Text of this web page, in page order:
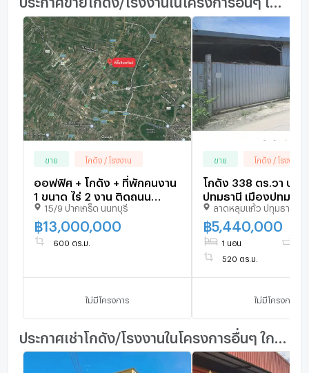
🟢 Line : atfirm2010
📞Call : 099-614-9611 พอม
ห้องสตรีม
EV-Charger
เครื่องซักผ้า
ไมโครเวฟ
ขาย โกดัง / โรงงาน
ออฟฟิศ + โกดัง + ที่พักคนงาน
1 ขนาด ไร่ 2 งาน ติดถนน
กาญจนาฯ-บางประอิน / ทล.
345
15/9 ปากเกร็ด นนทบุรี
฿13,000,000
600 ตร.ม.
ไม่มีโครงการ
ขาย โกดัง / โรงงาน
โกดัง 338 ตร.วา บาง
ปทุมธานี เมืองปทุมธานี
ปทุมธานี 5.4M
ลาดหลุมแก้ว ปทุมธานี
฿5,440,000
1 นอน
520 ตร.ม.
ไม่มีโครงการ